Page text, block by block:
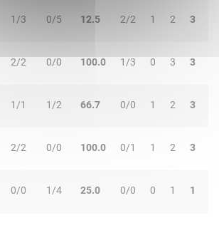
1/3 0/5 12.5 2/2 1 2 3
2/2 0/0 100.0 1/3 0 3 3
1/1 1/2 66.7 0/0 1 2 3
2/2 0/0 100.0 0/1 1 2 3
0/0 1/4 25.0 0/0 0 1 1